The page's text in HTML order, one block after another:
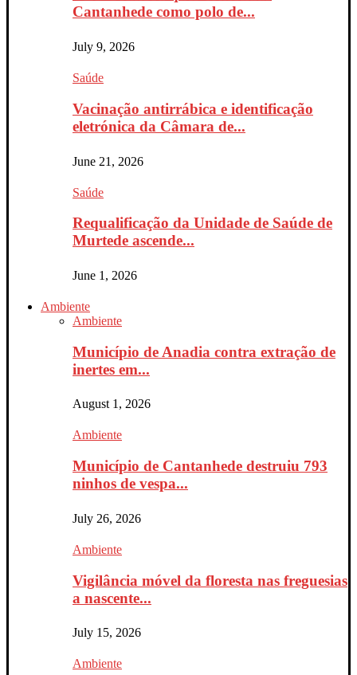
Cantanhede como polo de...
July 9, 2026
Saúde
Vacinação antirrábica e identificação
eletrónica da Câmara de...
June 21, 2026
Saúde
Requalificação da Unidade de Saúde de
Murtede ascende...
June 1, 2026
Ambiente
Ambiente
Município de Anadia contra extração de
inertes em...
August 1, 2026
Ambiente
Município de Cantanhede destruiu 793
ninhos de vespa...
July 26, 2026
Ambiente
Vigilância móvel da floresta nas freguesias
a nascente...
July 15, 2026
Ambiente